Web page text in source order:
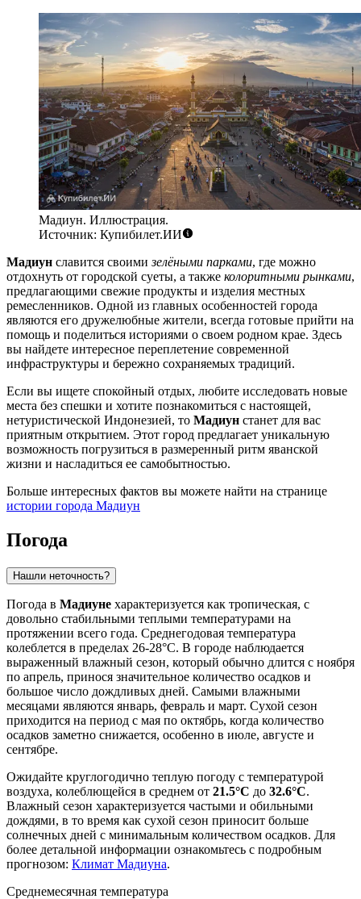
Мадиун. Иллюстрация.
Источник: Купибилет.ИИ
Мадиун славится своимизелёными парками, где можно
отдохнуть от городской суеты, а также колоритными рынками,
предлагающими свежие продукты и изделия местных
ремесленников. Одной из главных особенностей города
являются его дружелюбные жители, всегда готовые прийти на
помощь и поделиться историями о своем родном крае. Здесь
вы найдете интересное переплетение современной
инфраструктуры и бережно сохраняемых традиций.
Если вы ищете спокойный отдых, любите исследовать новые
места без спешки и хотите познакомиться с настоящей,
нетуристической Индонезией, то Мадиун станет для вас
приятным открытием. Этот город предлагает уникальную
возможность погрузиться в размеренный ритм яванской
жизни и насладиться ее самобытностью.
Больше интересных фактов вы можете найти на странице
истории города Мадиун
Погода
Нашли неточность?
Погода в Мадиуне характеризуется как тропическая, с
довольно стабильными теплыми температурами на
протяжении всего года. Среднегодовая температура
колеблется в пределах 26-28°C. В городе наблюдается
выраженный влажный сезон, который обычно длится с ноября
по апрель, принося значительное количество осадков и
большое число дождливых дней. Самыми влажными
месяцами являются январь, февраль и март. Сухой сезон
приходится на период с мая по октябрь, когда количество
осадков заметно снижается, особенно в июле, августе и
сентябре.
Ожидайте круглогодично теплую погоду с температурой
воздуха, колеблющейся в среднем от 21.5°C до 32.6°C.
Влажный сезон характеризуется частыми и обильными
дождями, в то время как сухой сезон приносит больше
солнечных дней с минимальным количеством осадков. Для
более детальной информации ознакомьтесь с подробным
прогнозом: Климат Мадиуна.
Среднемесячная температура